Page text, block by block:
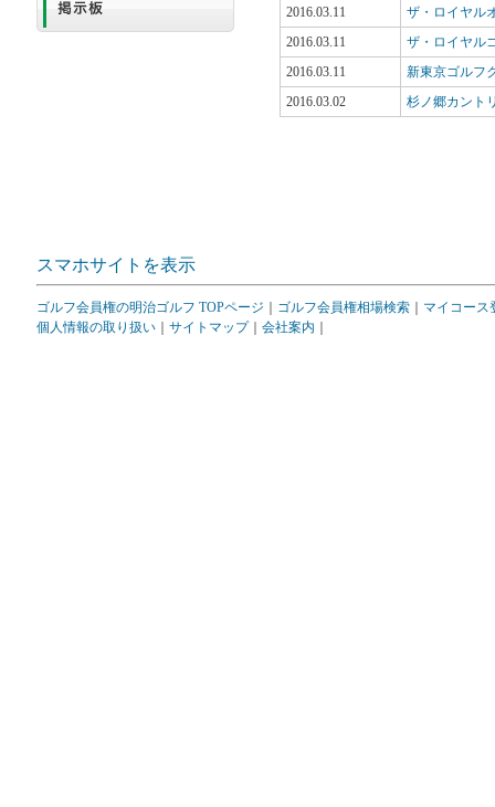
2016.03.11
ザ・ロイヤル
2016.03.11
ザ・ロイヤル
2016.03.11
新東京ゴルフ
2016.03.02
杉ノ郷カント
スマホサイトを表示
ゴルフ会員権の明治ゴルフ TOPページ ゴルフ会員権相場検索
マイコース
個人情報の取り扱い
サイトマップ｜ 会社案内